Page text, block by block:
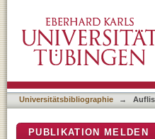
Universitätsbibliographie →
PUBLIKATION MELDEN